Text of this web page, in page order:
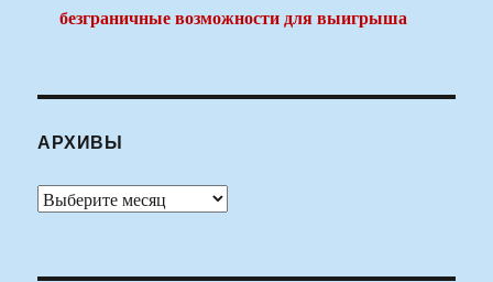
безграничные возможности для выигрыша
АРХИВЫ
Архивы